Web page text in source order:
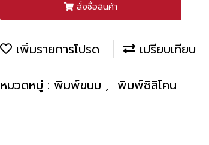
สั่งซื้อสินค้า
เพิ่มรายการโปรด เปรียบเทียบ
หมวดหมู่ : พิมพ์ขนม , พิมพ์ซิลิโคน